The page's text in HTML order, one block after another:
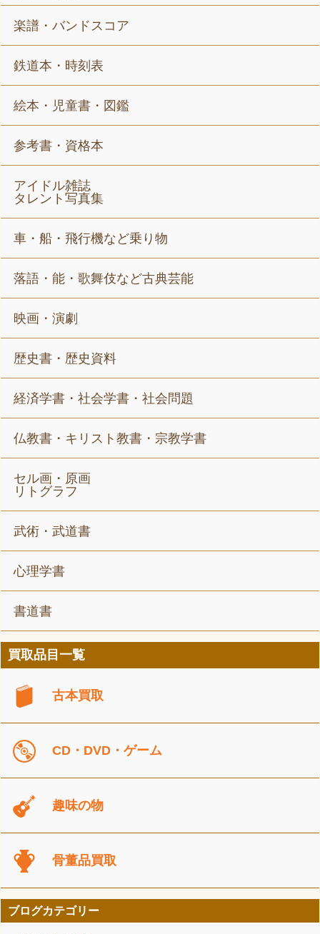
楽譜・バンドスコア
鉄道本・時刻表
絵本・児童書・図鑑
参考書・資格本
アイドル雑誌
タレント写真集
車・船・飛行機など乗り物
落語・能・歌舞伎など古典芸能
映画・演劇
歴史書・歴史資料
経済学書・社会学書・社会問題
仏教書・キリスト教書・宗教学書
セル画・原画
リトグラフ
武術・武道書
心理学書
書道書
買取品目一覧
古本買取
CD・DVD・ゲーム
趣味の物
骨董品買取
ブログカテゴリー